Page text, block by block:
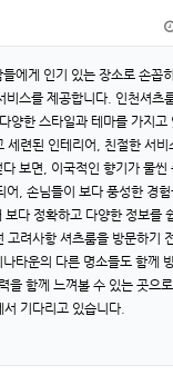
에게 인기 있는 장소로 손꼽
스를 제공합니다. 인천셔츠
양한 스타일과 테마를 가지고
세련된 인테리어, 친절한 서
보면, 이국적인 향기가 물씬
, 손님들이 보다 풍성한 경
다 정확하고 다양한 정보를
려사항 셔츠룸을 방문하기
타운의 다른 명소들도 함께
을 함께 느껴볼 수 있는 곳으
기다리고 있습니다.